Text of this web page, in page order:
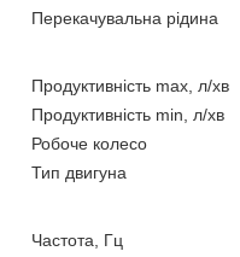
Перекачувальна рідина
Продуктивність max, л/хв
Продуктивність min, л/хв
Робоче колесо
Тип двигуна
Частота, Гц